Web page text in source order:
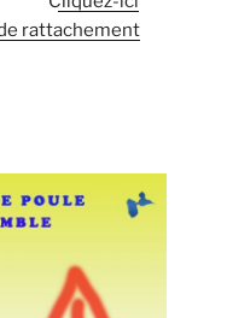
rattachement